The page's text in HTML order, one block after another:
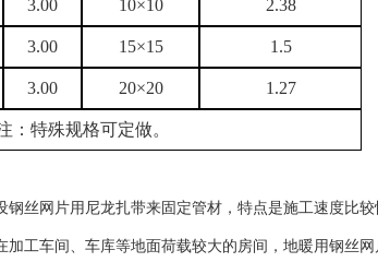
3.00 10×10 2.38
3.00 15×15 1.5
3.00 20×20 1.27
：特殊规格可定做。
丝网片用尼龙扎带来固定管材，特点是施工速度比较
加工车间、车库等地面荷载较大的房间，地暖用钢丝